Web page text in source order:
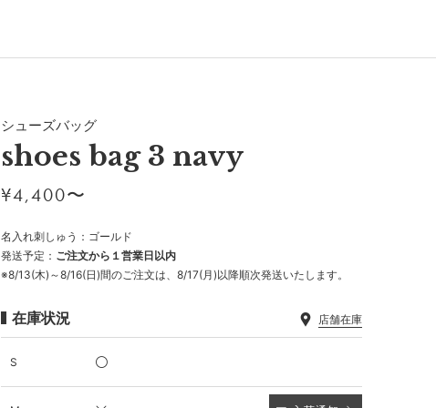
シューズバッグ
shoes bag 3 navy
¥4,400〜
名入れ刺しゅう：ゴールド
発送予定： ご注文から１営業日以内
※8/13(木)～8/16(日)間のご注文は、8/17(月)以降順次発送いたします。
在庫状況 店舗在庫
S